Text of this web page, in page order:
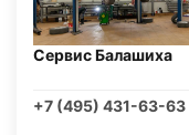
Сервис Балашиха
+7 (495) 431-63-63